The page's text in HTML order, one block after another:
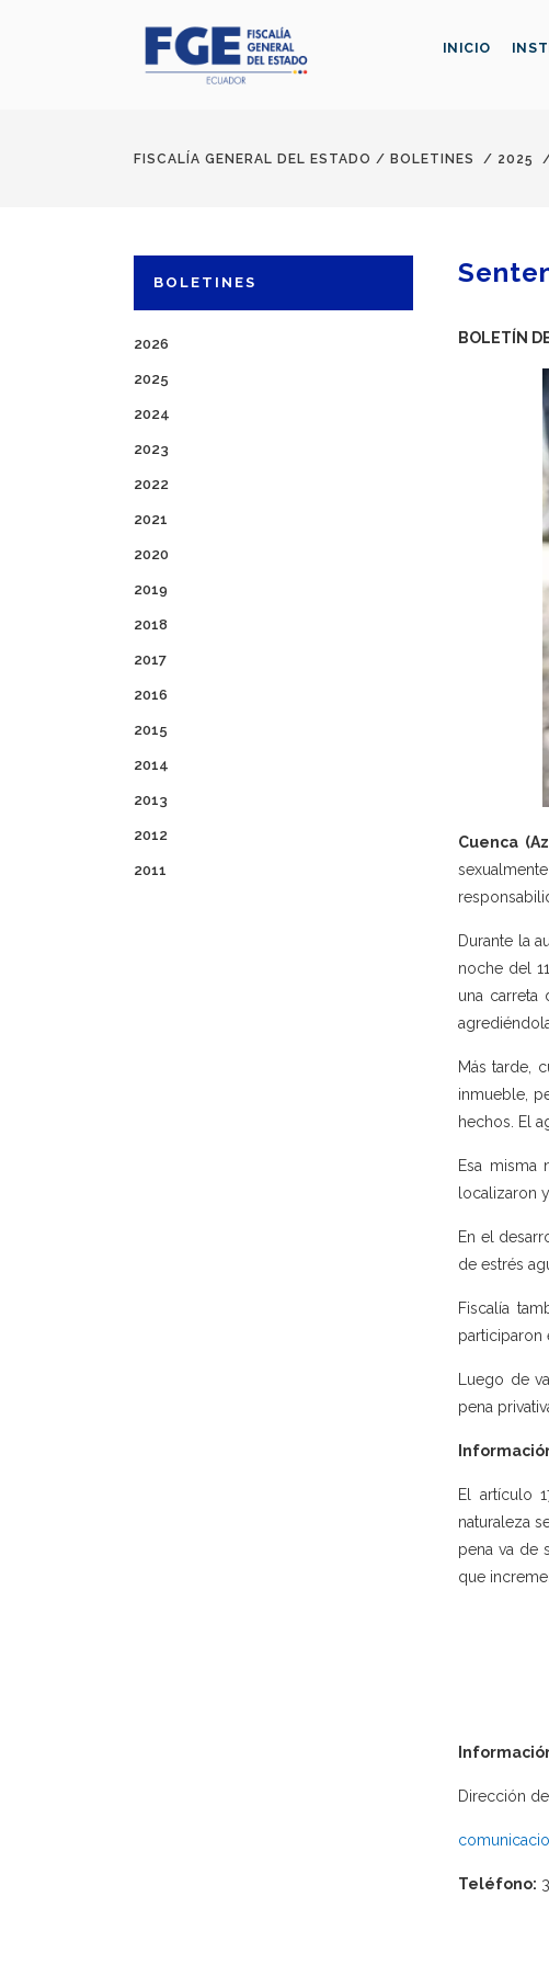
INICIO
FISCALÍA GENERAL DEL ESTADO / BOLETINES / 2025
BOLETINES
2026
2025
2024
2023
2022
2021
2020
2019
2018
2017
2016
2015
2014
2013
2012
2011
BOLETÍN
Cuenca
Durante la
noche del
una carreta
Más tarde,
inmueble,
hechos. El
Esa misma
localizaron
En el
de estrés
Fiscalía
participaron
Luego de
pena
El artículo
naturaleza
pena va de
que
Dirección
Teléfono: